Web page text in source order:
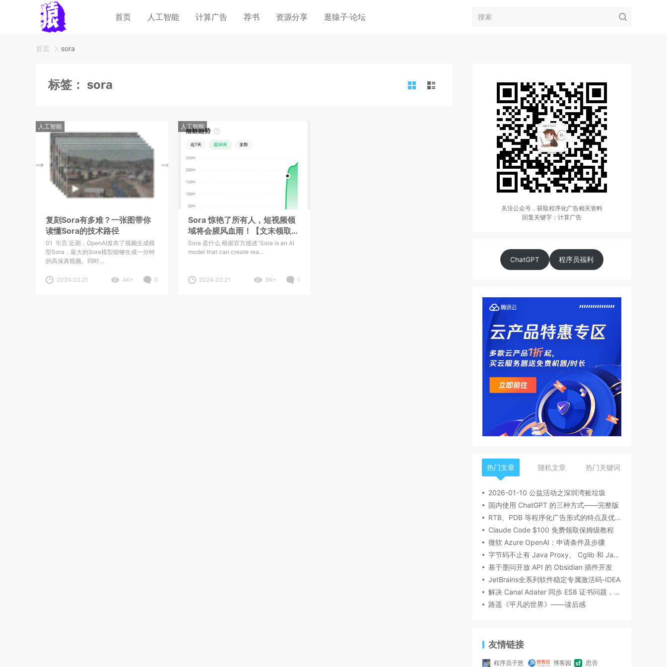
首页 人工智能 计算广告 荐书 资源分享 逛猿子·论坛
首页 sora
标签： sora
人工智能
复刻Sora有多难？一张图带你
读懂Sora的技术路径
01 引言 近期，OpenAI发布了视频生成模
型Sora，最大的Sora模型能够生成一分钟
的高保真视频。同时…
2024.02.21 4K+ 0
人工智能
Sora 惊艳了所有人，短视频领
域将会腥风血雨！【文末领取全
网最全学习资料】
Sora 是什么 根据官方描述“Sora is an AI
model that can create rea…
2024.02.21 3K+ 1
关注公众号，获取程序化广告相关资料
回复关键字：计算广告
ChatGPT 程序员福利
热门文章 随机文章 热门关键词
2026-01-10 公益活动之深圳湾捡垃圾
国内使用 ChatGPT 的三种方式——完整版
RTB、PDB 等程序化广告形式的特点及优缺点
Claude Code $100 免费领取保姆级教程
微软 Azure OpenAI：申请条件及步骤
字节码不止有 Java Proxy、 Cglib 和 Javassist 还有 ByteBuddy
基于墨问开放 API 的 Obsidian 插件开发
JetBrains全系列软件稳定专属激活码-IDEA
解决 Canal Adater 同步 ES8 证书问题，一不小心成了知名开源项目的贡献者？！
路遥《平凡的世界》——读后感
友情链接
程序员子悠 博客园 思否